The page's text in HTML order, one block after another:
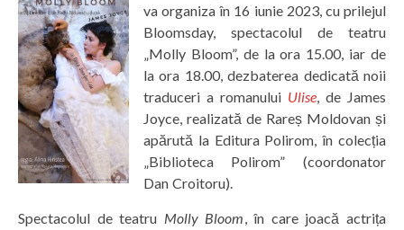
va organiza în 16 iunie 2023, cu prilejul
Bloomsday, spectacolul de teatru
„Molly Bloom”, de la ora 15.00, iar de
la ora 18.00, dezbaterea dedicată noii
traduceri a romanului Ulise, de James
Joyce, realizată de Rareș Moldovan și
apărută la Editura Polirom, în colecția
„Biblioteca Polirom” (coordonator
Dan Croitoru).
Spectacolul de teatru Molly Bloom, în care joacă actrița